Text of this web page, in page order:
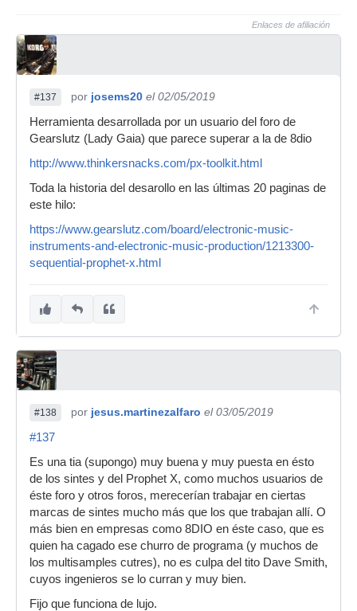
Enlaces de afiliación
#137 por josems20 el 02/05/2019
Herramienta desarrollada por un usuario del foro de
Gearslutz (Lady Gaia) que parece superar a la de 8dio
http://www.thinkersnacks.com/px-toolkit.html
Toda la historia del desarollo en las últimas 20 paginas de
este hilo:
https://www.gearslutz.com/board/electronic-music-
instruments-and-electronic-music-production/1213300-
sequential-prophet-x.html
#138 por jesus.martinezalfaro el 03/05/2019
#137
Es una tia (supongo) muy buena y muy puesta en ésto
de los sintes y del Prophet X, como muchos usuarios de
éste foro y otros foros, merecerían trabajar en ciertas
marcas de sintes mucho más que los que trabajan allí. O
más bien en empresas como 8DIO en éste caso, que es
quien ha cagado ese churro de programa (y muchos de
los multisamples cutres), no es culpa del tito Dave Smith,
cuyos ingenieros se lo curran y muy bien.
Fijo que funciona de lujo.